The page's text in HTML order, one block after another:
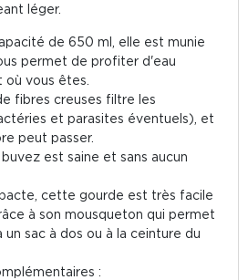
léger.
de 650 ml, elle est munie
permet de profiter d'eau
vous êtes.
fibres creuses filtre les
et parasites éventuels), et
peut passer.
est saine et sans aucun
cette gourde est très facile
à son mousqueton qui permet
un sac à dos ou à la ceinture du
: